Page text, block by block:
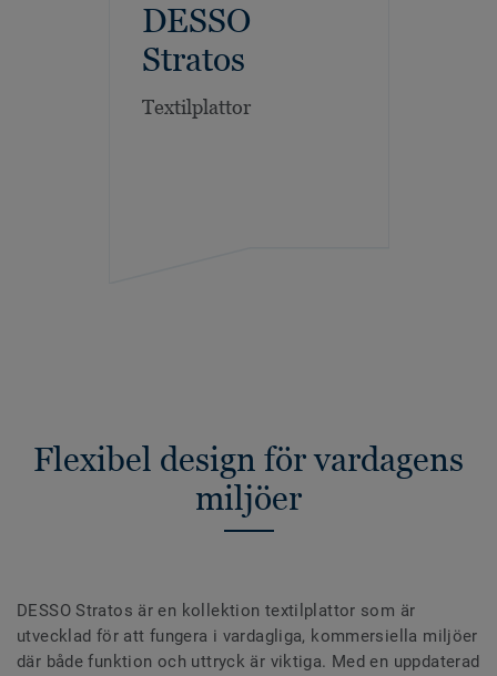
DESSO
Stratos
Textilplattor
Flexibel design för vardagens
miljöer
DESSO Stratos är en kollektion textilplattor som är
utvecklad för att fungera i vardagliga, kommersiella miljöer
där både funktion och uttryck är viktiga. Med en uppdaterad